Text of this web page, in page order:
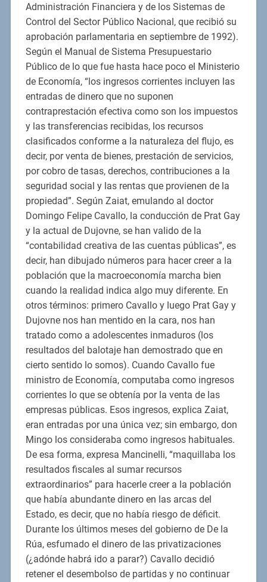
Administración Financiera y de los Sistemas de
Control del Sector Público Nacional, que recibió su
aprobación parlamentaria en septiembre de 1992).
Según el Manual de Sistema Presupuestario
Público de lo que fue hasta hace poco el Ministerio
de Economía, “los ingresos corrientes incluyen las
entradas de dinero que no suponen
contraprestación efectiva como son los impuestos
y las transferencias recibidas, los recursos
clasificados conforme a la naturaleza del flujo, es
decir, por venta de bienes, prestación de servicios,
por cobro de tasas, derechos, contribuciones a la
seguridad social y las rentas que provienen de la
propiedad”. Según Zaiat, emulando al doctor
Domingo Felipe Cavallo, la conducción de Prat Gay
y la actual de Dujovne, se han valido de la
“contabilidad creativa de las cuentas públicas”, es
decir, han dibujado números para hacer creer a la
población que la macroeconomía marcha bien
cuando la realidad indica algo muy diferente. En
otros términos: primero Cavallo y luego Prat Gay y
Dujovne nos han mentido en la cara, nos han
tratado como a adolescentes inmaduros (los
resultados del balotaje han demostrado que en
cierto sentido lo somos). Cuando Cavallo fue
ministro de Economía, computaba como ingresos
corrientes lo que se obtenía por la venta de las
empresas públicas. Esos ingresos, explica Zaiat,
eran entradas por una única vez; sin embargo, don
Mingo los consideraba como ingresos habituales.
De esa forma, expresa Mancinelli, “maquillaba los
resultados fiscales al sumar recursos
extraordinarios” para hacerle creer a la población
que había abundante dinero en las arcas del
Estado, es decir, que no había riesgo de déficit.
Durante los últimos meses del gobierno de De la
Rúa, esfumado el dinero de las privatizaciones
(¿adónde habrá ido a parar?) Cavallo decidió
retener el desembolso de partidas y no continuar